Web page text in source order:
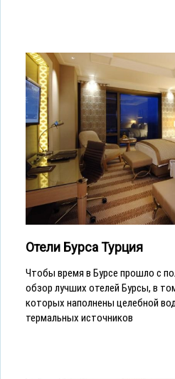
Отели Бурса Турция
Чтобы время в Бурсе прошло с
обзор лучших отелей Бурсы, в
которых наполнены целебной
термальных источников